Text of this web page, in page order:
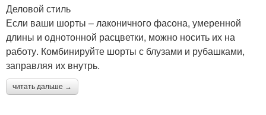
Деловой стиль
Если ваши шорты – лаконичного фасона, умеренной
длины и однотонной расцветки, можно носить их на
работу. Комбинируйте шорты с блузами и рубашками,
заправляя их внутрь.
читать дальше →